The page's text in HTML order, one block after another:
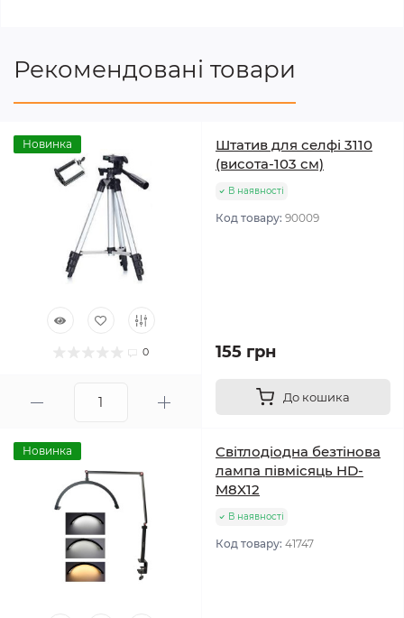
Рекомендовані товари
Новинка
0
Штатив для селфі 3110
(висота-103 см)
В наявності
Код товару: 90009
155 грн
До кошика
Новинка
Світлодіодна безтінова
лампа півмісяць HD-
M8X12
В наявності
Код товару: 41747